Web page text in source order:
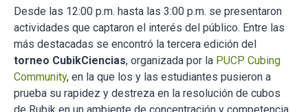
Desde las 12:00 p.m. hasta las 3:00 p.m. se presentaron
actividades que captaron el interés del público. Entre las
más destacadas se encontró la tercera edición del
torneo CubikCiencias, organizada por la PUCP Cubing
Community, en la que los y las estudiantes pusieron a
prueba su rapidez y destreza en la resolución de cubos